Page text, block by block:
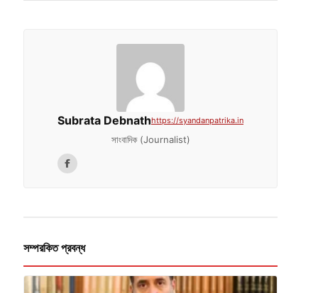
Subrata Debnathhttps://syandanpatrika.in
সাংবাদিক (Journalist)
সম্পরকিত প্রবন্ধ